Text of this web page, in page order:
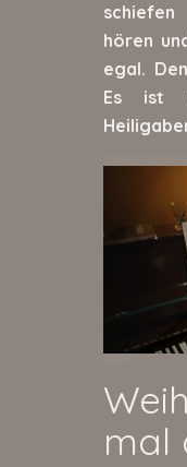
hören
egal.
Es ist
mal